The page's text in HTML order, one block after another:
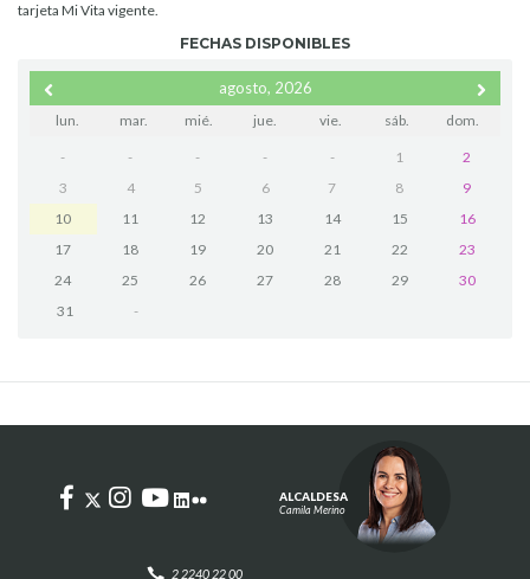
tarjeta Mi Vita vigente.
FECHAS DISPONIBLES
agosto, 2026
lun. mar. mié. jue. vie. sáb. dom.
- - - - - 1
2
3
4 5 6 7 8
9
10
11 12 13 14 15
16
17
18 19 20 21 22
23
24
25 26 27 28 29
30
31
-
2 2240 22 00
ALCALDESA
Camila Merino